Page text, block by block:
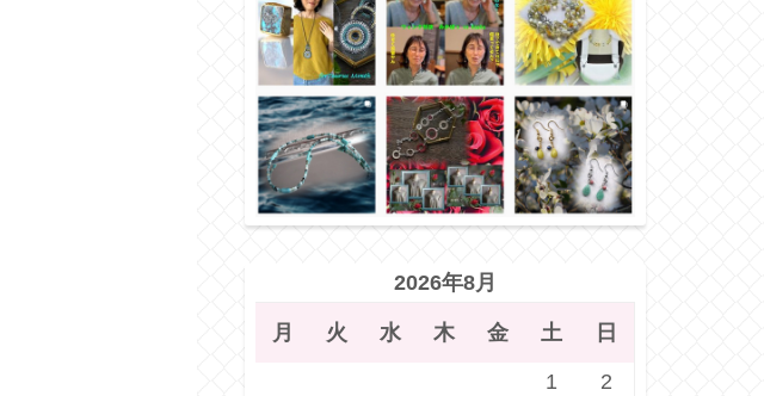
2026年8月
月 火 水 木 金 土 日
1
2